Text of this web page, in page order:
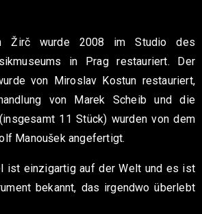
Žirč wurde 2008 im Studio des
in Prag restauriert. Der
von Miroslav Kostun restauriert,
von Marek Scheib und die
11 Stück) wurden von dem
Manoušek angefertigt.
ist einzigartig auf der Welt und es ist
bekannt, das irgendwo überlebt